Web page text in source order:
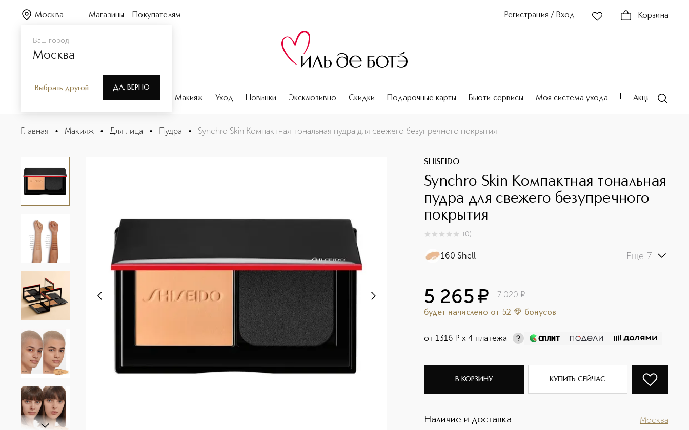
Ваш город
Москва
Выбрать другой ДА, ВЕРНО
Москва Магазины Покупателям Регистрация / Вход Корзина
Парфюмерия Макияж Уход Новинки Эксклюзивно Скидки Подарочные карты Бьюти-сервисы Моя система ухода Акции
Synchro Skin Компактная тональная пудра для свежего безупречного покрытия
Описание
Главная • Макияж • Для лица • Пудра • Synchro Skin Компактная тональная пудра для свежего безупречного покрытия
SHISEIDO
Synchro Skin Компактная тональная
пудра для свежего безупречного
покрытия
0из 0 (0)
160 Shell Еще 7
5 265 ¤ 7 020 ¤
будет начислено от 52 бонусов
от 1316 ¤ х 4 платежа
В КОРЗИНУ КУПИТЬ СЕЙЧАС
Наличие и доставка Москва